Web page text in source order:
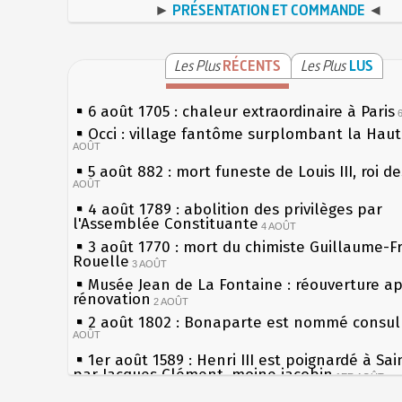
► PRÉSENTATION ET COMMANDE ◄
Les PlusRÉCENTS Les Plus LUS
6 août 1705 : chaleur extraordinaire à Paris
Occi : village fantôme surplombant la
AOÛT
5 août 882 : mort funeste de Louis III, roi
AOÛT
4 août 1789 : abolition des privilèges par
l'Assemblée Constituante 4 AOÛT
3 août 1770 : mort du chimiste Guillaume-
Rouelle 3 AOÛT
Musée Jean de La Fontaine : réouverture
rénovation 2 AOÛT
2 août 1802 : Bonaparte est nommé
AOÛT
1er août 1589 : Henri III est poignardé à
par Jacques Clément, moine jacobin 1ER AOÛT